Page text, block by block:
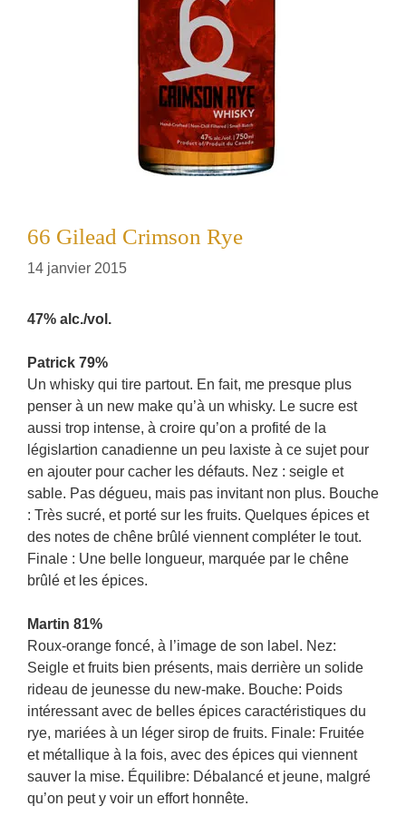
66 Gilead Crimson Rye
14 janvier 2015
47% alc./vol.
Patrick 79%
Un whisky qui tire partout. En fait, me presque plus
penser à un new make qu’à un whisky. Le sucre est
aussi trop intense, à croire qu’on a profité de la
législartion canadienne un peu laxiste à ce sujet pour
en ajouter pour cacher les défauts. Nez : seigle et
sable. Pas dégueu, mais pas invitant non plus. Bouche
: Très sucré, et porté sur les fruits. Quelques épices et
des notes de chêne brûlé viennent compléter le tout.
Finale : Une belle longueur, marquée par le chêne
brûlé et les épices.
Martin 81%
Roux-orange foncé, à l’image de son label. Nez:
Seigle et fruits bien présents, mais derrière un solide
rideau de jeunesse du new-make. Bouche: Poids
intéressant avec de belles épices caractéristiques du
rye, mariées à un léger sirop de fruits. Finale: Fruitée
et métallique à la fois, avec des épices qui viennent
sauver la mise. Équilibre: Débalancé et jeune, malgré
qu’on peut y voir un effort honnête.